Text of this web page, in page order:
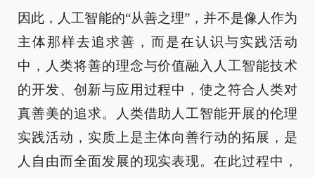
因此，人工智能的“从善之理”，并不是像人作为
主体那样去追求善，而是在认识与实践活动
中，人类将善的理念与价值融入人工智能技术
的开发、创新与应用过程中，使之符合人类对
真善美的追求。人类借助人工智能开展的伦理
实践活动，实质上是主体向善行动的拓展，是
人自由而全面发展的现实表现。在此过程中，